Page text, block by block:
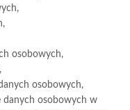
osobowych,
osobowych,
danych osobowych w